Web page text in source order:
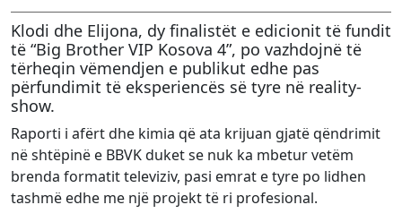
Klodi dhe Elijona, dy finalistët e edicionit të fundit
të “Big Brother VIP Kosova 4”, po vazhdojnë të
tërheqin vëmendjen e publikut edhe pas
përfundimit të eksperiencës së tyre në reality-
show.
Raporti i afërt dhe kimia që ata krijuan gjatë qëndrimit
në shtëpinë e BBVK duket se nuk ka mbetur vetëm
brenda formatit televiziv, pasi emrat e tyre po lidhen
tashmë edhe me një projekt të ri profesional.